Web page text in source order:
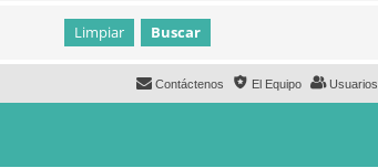
Usuarios
El Equipo
Contáctenos